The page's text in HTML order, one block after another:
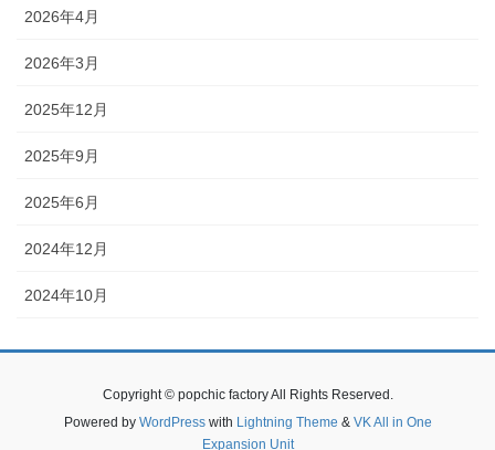
2026年4月
2026年3月
2025年12月
2025年9月
2025年6月
2024年12月
2024年10月
Copyright © popchic factory All Rights Reserved.
Powered by WordPresswith Lightning Theme & VK All in One
Expansion Unit